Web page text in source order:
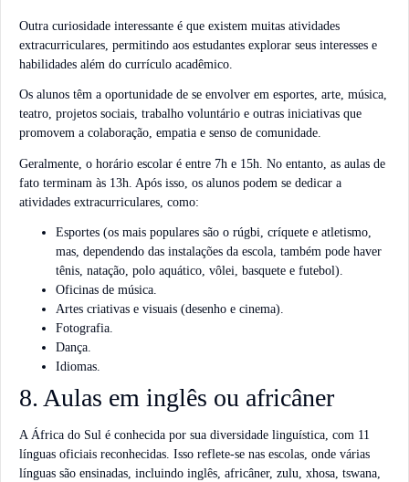
Outra curiosidade interessante é que existem muitas atividades
extracurriculares, permitindo aos estudantes explorar seus interesses e
habilidades além do currículo acadêmico.
Os alunos têm a oportunidade de se envolver em esportes, arte, música,
teatro, projetos sociais, trabalho voluntário e outras iniciativas que
promovem a colaboração, empatia e senso de comunidade.
Geralmente, o horário escolar é entre 7h e 15h. No entanto, as aulas de
fato terminam às 13h. Após isso, os alunos podem se dedicar a
atividades extracurriculares, como:
Esportes (os mais populares são o rúgbi, críquete e atletismo,
mas, dependendo das instalações da escola, também pode haver
tênis, natação, polo aquático, vôlei, basquete e futebol).
Oficinas de música.
Artes criativas e visuais (desenho e cinema).
Fotografia.
Dança.
Idiomas.
8. Aulas em inglês ou africâner
A África do Sul é conhecida por sua diversidade linguística, com 11
línguas oficiais reconhecidas. Isso reflete-se nas escolas, onde várias
línguas são ensinadas, incluindo inglês, africâner, zulu, xhosa, tswana,